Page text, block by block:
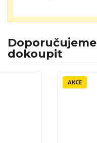
Doporučujeme
dokoupit